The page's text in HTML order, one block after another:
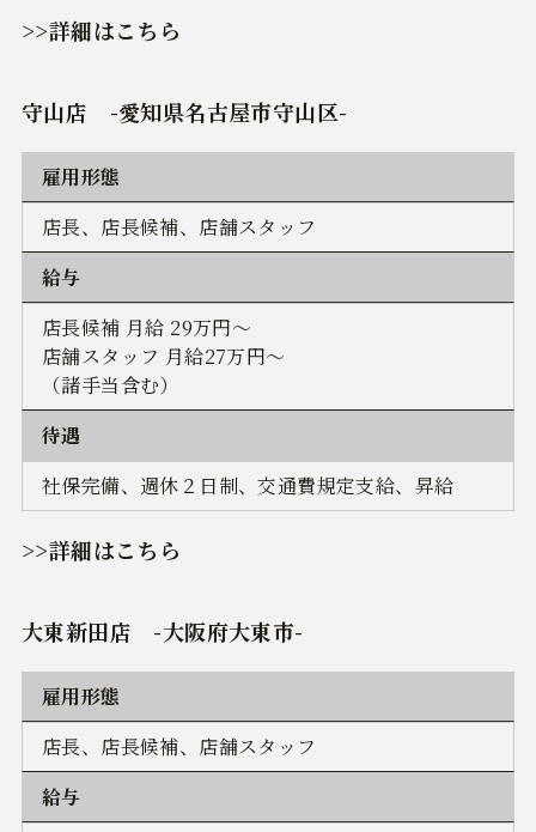
>>詳細はこちら
守山店 -愛知県名古屋市守山区-
雇用形態
店長、店長候補、店舗スタッフ
給与
店長候補 月給 29万円～
店舗スタッフ 月給27万円～
（諸手当含む）
待遇
社保完備、週休２日制、交通費規定支給、昇給
>>詳細はこちら
大東新田店 -大阪府大東市-
雇用形態
店長、店長候補、店舗スタッフ
給与